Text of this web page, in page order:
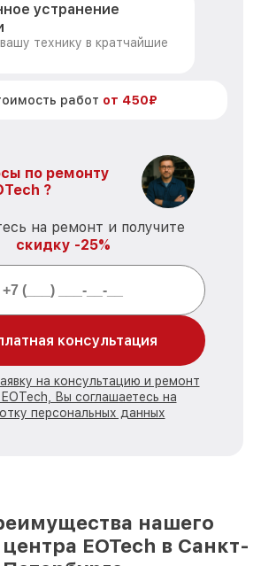
устранение
технику в кратчайшие
работ от 450₽
по ремонту
?
на ремонт и получите
скидку -25%
консультация
на консультацию и ремонт
Вы соглашаетесь на
персональных данных
нашего
EOTech в Санкт-